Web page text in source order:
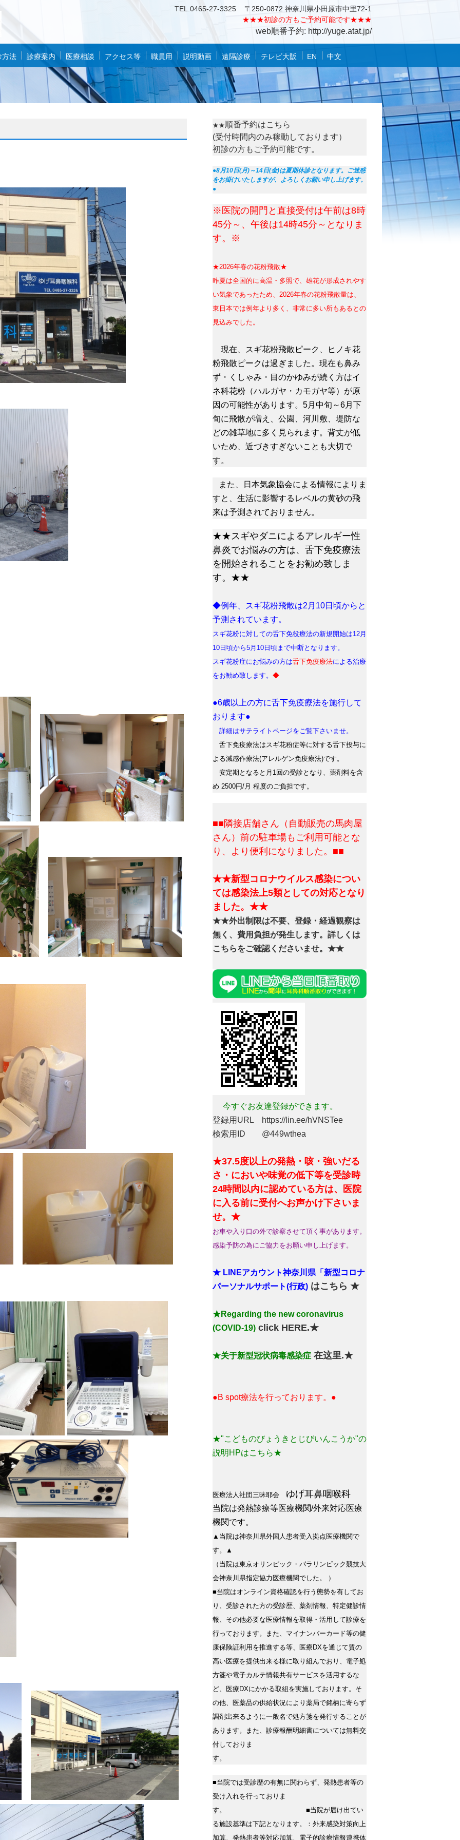
TEL. 0465-27-3325
〒250-0872 神奈川県小田原市中里72-1
★★★初診の方もご予約可能です★★★
web順番予約: http://yuge.atat.jp/
方法 診療案内 医療相談 アクセス等 職員用 説明動画 遠隔診療 テレビ大阪 EN 中文
★★順番予約はこちら
(受付時間内のみ稼動しております）
初診の方もご予約可能です。
●8月10日(月)～14日(金)は夏期休診となります。ご迷惑
をお掛けいたしますが、よろしくお願い申し上げます。
●
※医院の開門と直接受付は午前は8時
45分～、午後は14時45分～となりま
す。※
★2026年春の花粉飛散★
昨夏は全国的に高温・多照で、雄花が形成されやす
い気象であったため、 2026年春の花粉飛散量は、
東日本では例年より多く、非常に多い所もあるとの
見込みでした。
現在、スギ花粉飛散ピーク、ヒノキ花
粉飛散ピークは過ぎました。現在も鼻み
ず・くしゃみ・目のかゆみが続く方はイ
ネ科花粉（ハルガヤ・カモガヤ等）が原
因の可能性があります。5月中旬～6月下
旬に飛散が増え、公園、河川敷、堤防な
どの雑草地に多く見られます。背丈が低
いため、近づきすぎないことも大切で
す。
また、日本気象協会による情報によりま
すと、生活に影響するレベルの黄砂の飛
来は予測されておりません。
★★スギやダニによるアレルギー性
鼻炎でお悩みの方は、舌下免疫療法
を開始されることをお勧め致しま
す。★★
◆例年、スギ花粉飛散は2月10日頃からと
予測されています。
スギ花粉に対しての舌下免役療法の新規開始は12月
10日頃から5月10日頃まで中断となります。
スギ花粉症にお悩みの方は舌下免疫療法による治療
をお勧め致します。 ◆
●6歳以上の方に舌下免疫療法を施行して
おります●
詳細はサテライトページをご覧下さいませ。
舌下免疫療法はスギ花粉症等に対する舌下投与に
よる減感作療法(アレルゲン免疫療法)です。
安定期となると月1回の受診となり、薬剤料を含
め 2500円/月 程度のご負担です。
■■隣接店舗さん（自動販売の馬肉屋
さん）前の駐車場もご利用可能とな
り、より便利になりました。■■
★★新型コロナウイルス感染につい
ては感染法上5類としての対応となり
ました。★★
★★外出制限は不要、登録・経過観察は
無く、費用負担が発生します。詳しくは
こちらをご確認くださいませ。★★
今すぐお友達登録ができます。
登録用URL https://lin.ee/hVNSTee
検索用ID @449wthea
★37.5度以上の発熱・咳・強いだる
さ・においや味覚の低下等を受診時
24時間以内に認めている方は、医院
に入る前に受付へお声かけ下さいま
せ。★
お車や入り口の外で診察させて頂く事があります。
感染予防の為にご協力をお願い申し上げます。
★ LINEアカウント神奈川県「新型コロナ
パーソナルサポート(行政) はこちら ★
★Regarding the new coronavirus
(COVID-19) click HERE.★
★关于新型冠状病毒感染症 在这里.★
●B spot療法を行っております。●
★"こどものびょうきとじびいんこうか"の
説明HPはこちら★
医療法人社団三昧耶会 ゆげ耳鼻咽喉科
当院は発熱診療等医療機関/外来対応医療
機関です。
▲当院は神奈川県外国人患者受入拠点医療機関で
す。▲
（当院は東京オリンピック・パラリンピック競技大
会神奈川県指定協力医療機関でした。 ）
■当院はオンライン資格確認を行う態勢を有してお
り、受診された方の受診歴、薬剤情報、特定健診情
報、その他必要な医療情報を取得・活用して診療を
行っております。また、マイナンバーカード等の健
康保険証利用を推進する等、医療DXを通じて質の
高い医療を提供出来る様に取り組んでおり、電子処
方箋や電子カルテ情報共有サービスを活用するな
ど、医療DXにかかる取組を実施しております。そ
の他、医薬品の供給状況により薬局で銘柄に寄らず
調剤出来るように一般名で処方箋を発行することが
あります。また、診療報酬明細書については無料交
付しておりま
す。
■当院では受診歴の有無に関わらず、発熱患者等の
受け入れを行っておりま
す。
■当院が届け出てい
る施設基準は下記となります。：外来感染対策向上
加算、発熱患者等対応加算、電子的診療情報連携体